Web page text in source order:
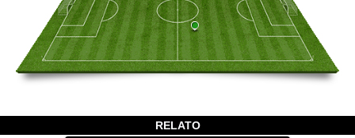
RELATO